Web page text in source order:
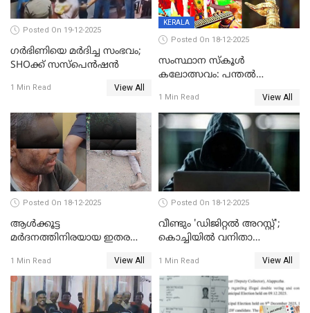
Posted On 19-12-2025
ഗര്‍ഭിണിയെ മർദിച്ച സംഭവം;
SHOക്ക് സസ്പെൻഷൻ
1 Min Read View All
KERALA
Posted On 18-12-2025
സംസ്ഥാന സ്കൂൾ
കലോത്സവം: പന്തൽ
1 Min Read View All
Posted On 18-12-2025
ആൾക്കൂട്ട
മർദനത്തിനിരയായ ഇതര
നടുക്കുന്ന സംഭവം
വാളയാറിൽ
1 Min Read View All
Posted On 18-12-2025
വീണ്ടും 'ഡിജിറ്റല്‍ അറസ്റ്റ്';
കൊച്ചിയില്‍ വനിതാ
കോടി രൂപ
1 Min Read View All